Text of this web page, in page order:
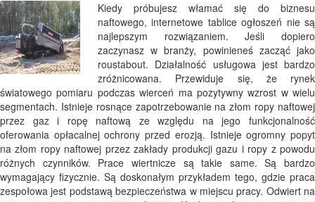
Kiedy próbujesz włamać się do biznesu
naftowego, internetowe tablice ogłoszeń nie są
najlepszym rozwiązaniem. Jeśli dopiero
zaczynasz w branży, powinieneś zacząć jako
roustabout. Działalność usługowa jest bardzo
zróżnicowana. Przewiduje się, że rynek
światowego pomiaru podczas wierceń ma pozytywny wzrost w wielu
segmentach. Istnieje rosnące zapotrzebowanie na złom ropy naftowej
przez gaz i ropę naftową ze względu na jego funkcjonalność
oferowania opłacalnej ochrony przed erozją. Istnieje ogromny popyt
na złom ropy naftowej przez zakłady produkcji gazu i ropy z powodu
różnych czynników. Prace wiertnicze są takie same. Są bardzo
wymagający fizycznie. Są doskonałym przykładem tego, gdzie praca
zespołowa jest podstawą bezpieczeństwa w miejscu pracy. Odwiert na